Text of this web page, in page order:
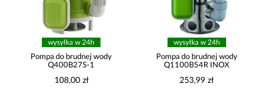
wysyłka w 24h
Pompa do brudnej wody
Q400B27S-1
108,00 zł
wysyłka w 24h
Pompa do brudnej wody
Q1100B54R INOX
253,99 zł